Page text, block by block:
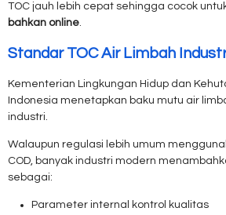
TOC jauh lebih cepat sehingga cocok
bahkan online.
Standar TOC Air Limbah
Kementerian Lingkungan Hidup dan
Indonesia menetapkan baku mutu air
industri.
Walaupun regulasi lebih umum
COD, banyak industri modern
sebagai:
Parameter internal kontrol kualitas